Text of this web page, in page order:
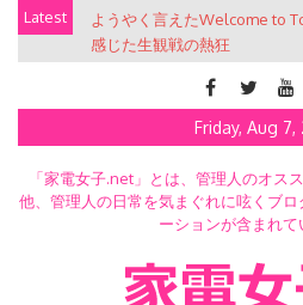
Skip
content
Latest
ようやく言えたWelcome to
感じた生観戦の熱狂
Friday, Aug 7,
「家電女子.net」とは、管理人のオス
他、管理人の日常を気まぐれに呟くブ
ーションが含まれて